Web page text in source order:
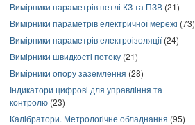
Вимірники параметрів петлі КЗ та ПЗВ (21)
Вимірники параметрів електричної мережі (73)
Вимірники параметрів електроізоляції(24)
Вимірники швидкості потоку (21)
Вимірники опору заземлення (28)
Індикатори цифрові для управління та
контролю (23)
Калібратори. Метрологічне обладнання (95)